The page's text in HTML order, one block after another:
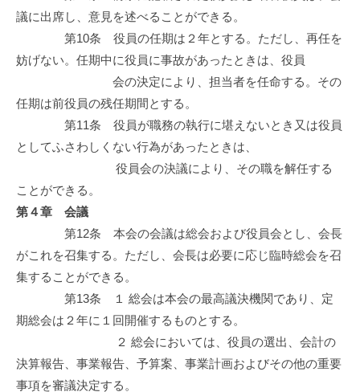
議に出席し、意見を述べることができる。
第10条 役員の任期は２年とする。ただし、再任を
妨げない。任期中に役員に事故があったときは、役員
会の決定により、担当者を任命する。その
任期は前役員の残任期間とする。
第11条 役員が職務の執行に堪えないとき又は役員
としてふさわしくない行為があったときは、
役員会の決議により、その職を解任する
ことができる。
第４章 会議
第12条 本会の会議は総会および役員会とし、会長
がこれを召集する。ただし、会長は必要に応じ臨時総会を召
集することができる。
第13条 １ 総会は本会の最高議決機関であり、定
期総会は２年に１回開催するものとする。
２ 総会においては、役員の選出、会計の
決算報告、事業報告、予算案、事業計画およびその他の重要
事項を審議決定する。